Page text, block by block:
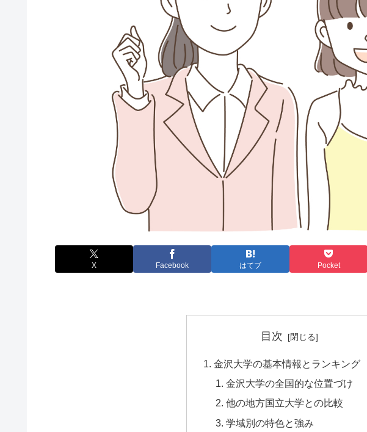
X Facebook はてブ Pocket
目次
金沢大学の基本情報とランキング
金沢大学の全国的な位置づけ
他の地方国立大学との比較
学域別の特色と強み